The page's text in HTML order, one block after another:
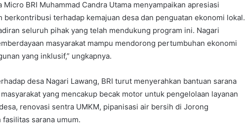
Micro BRI Muhammad Candra Utama menyampaikan apresiasi
berkontribusi terhadap kemajuan desa dan penguatan ekonomi lokal.
seluruh pihak yang telah mendukung program ini. Nagari
masyarakat mampu mendorong pertumbuhan ekonomi
yang inklusif,” ungkapnya.
desa Nagari Lawang, BRI turut menyerahkan bantuan sarana
yang mencakup becak motor untuk pengelolaan layanan
renovasi sentra UMKM, pipanisasi air bersih di Jorong
sarana umum.